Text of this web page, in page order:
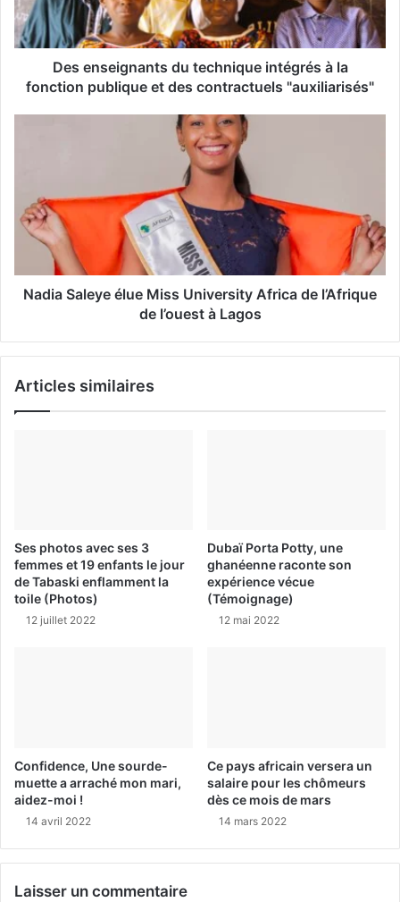
r
e
s
m
Des enseignants du technique intégrés à la
fonction publique et des contractuels "auxiliarisés"
Nadia Saleye élue Miss University Africa de l’Afrique
de l’ouest à Lagos
Articles similaires
Ses photos avec ses 3
femmes et 19 enfants le jour
de Tabaski enflamment la
toile (Photos)
12 juillet 2022
Dubaï Porta Potty, une
ghanéenne raconte son
expérience vécue
(Témoignage)
12 mai 2022
Confidence, Une sourde-
muette a arraché mon mari,
aidez-moi !
14 avril 2022
Ce pays africain versera un
salaire pour les chômeurs
dès ce mois de mars
14 mars 2022
Laisser un commentaire